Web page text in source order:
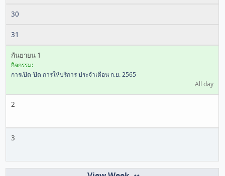
30
31
กันยายน 1
กิจกรรม:
การเปิด-ปิด การให้บริการ ประจำเดือน ก.ย. 2565
All day
2
3